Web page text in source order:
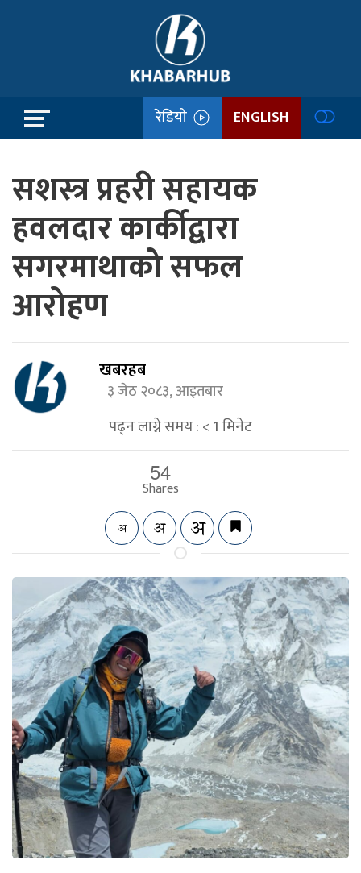
रेडियो ENGLISH
सशस्त्र प्रहरी सहायक
हवलदार कार्कीद्वारा
सगरमाथाको सफल
आरोहण
खबरहब
३ जेठ २०८३, आइतबार
पढ्न लाग्ने समय :< 1मिनेट
54
Shares